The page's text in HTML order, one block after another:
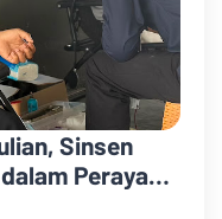
Sinsen
Perayaan